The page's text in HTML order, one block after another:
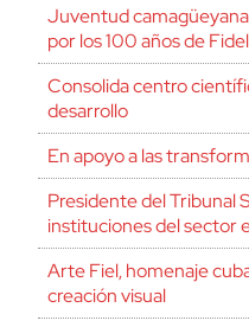
Juventud
por los 100 años de Fidel
Consolida centro
desarrollo
En apoyo a las
Presidente del Tribunal
instituciones del sector
Arte Fiel, homenaje
creación visual